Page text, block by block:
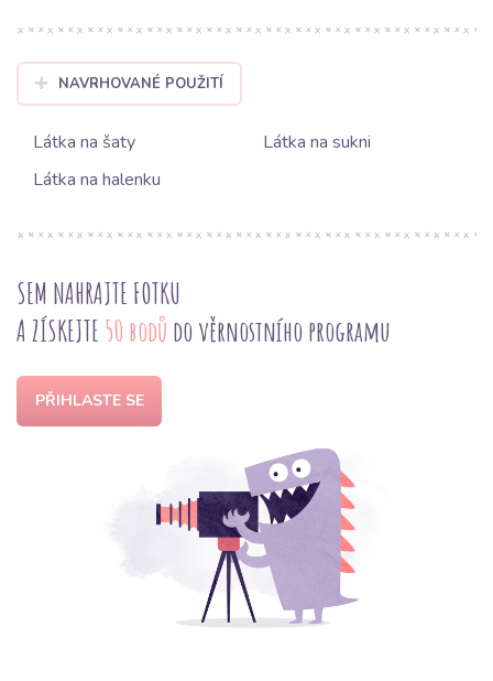
NAVRHOVANÉ POUŽITÍ
Látka na šaty
Látka na sukni
Látka na halenku
SEM NAHRAJTE FOTKU
A ZÍSKEJTE 50 bodů do věrnostního programu
PŘIHLASTE SE